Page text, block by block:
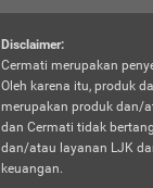
Disclaimer:
Cermati merupakan
Oleh karena itu, produk
merupakan produk dan/
dan Cermati tidak
dan/atau layanan LJK
keuangan.